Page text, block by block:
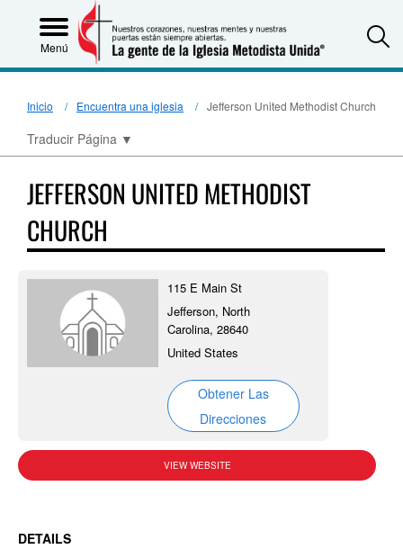
Menú
Inicio Encuentra una iglesia Jefferson United Methodist Church
Traducir Página ▼
JEFFERSON UNITED METHODIST
CHURCH
115 E Main St
Jefferson, North
Carolina, 28640
United States
Obtener Las
Direcciones
VIEW WEBSITE
DETAILS